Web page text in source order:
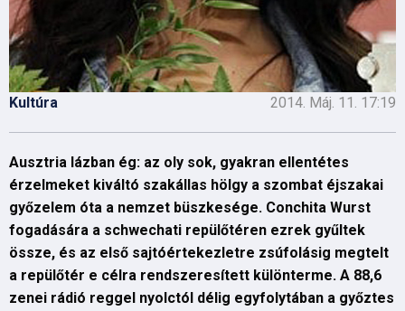
Kultúra 2014. Máj. 11. 17:19
Ausztria lázban ég: az oly sok, gyakran ellentétes
érzelmeket kiváltó szakállas hölgy a szombat éjszakai
győzelem óta a nemzet büszkesége. Conchita Wurst
fogadására a schwechati repülőtéren ezrek gyűltek
össze, és az első sajtóértekezletre zsúfolásig megtelt
a repülőtér e célra rendszeresített különterme. A 88,6
zenei rádió reggel nyolctól délig egyfolytában a győztes